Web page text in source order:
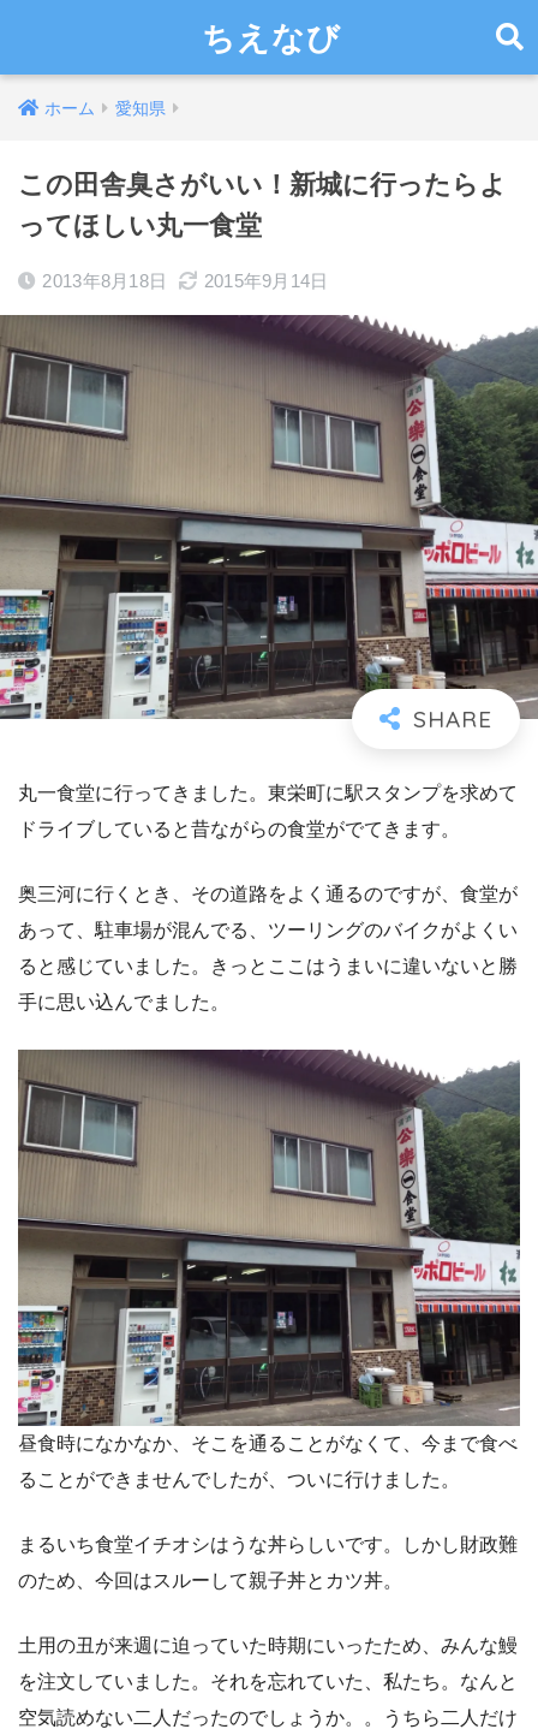
ちえなび
ホーム 愛知県
この田舎臭さがいい！新城に行ったらよ
ってほしい丸一食堂
2013年8月18日 2015年9月14日
丸一食堂に行ってきました。東栄町に駅スタンプを求めて
ドライブしていると昔ながらの食堂がでてきます。
奥三河に行くとき、その道路をよく通るのですが、食堂が
あって、駐車場が混んでる、ツーリングのバイクがよくい
ると感じていました。きっとここはうまいに違いないと勝
手に思い込んでました。
昼食時になかなか、そこを通ることがなくて、今まで食べ
ることができませんでしたが、ついに行けました。
まるいち食堂イチオシはうな丼らしいです。しかし財政難
のため、今回はスルーして親子丼とカツ丼。
土用の丑が来週に迫っていた時期にいったため、みんな鰻
を注文していました。それを忘れていた、私たち。なんと
空気読めない二人だったのでしょうか。。うちら二人だけ